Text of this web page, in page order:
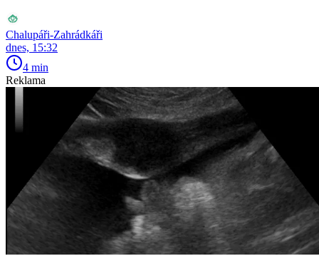
Chalupáři-Zahrádkáři
dnes, 15:32
4 min
Reklama